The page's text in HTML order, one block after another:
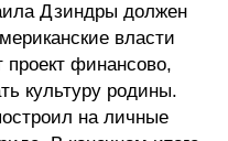
Дзиндры должен
власти
проект финансово,
культуру родины.
на личные